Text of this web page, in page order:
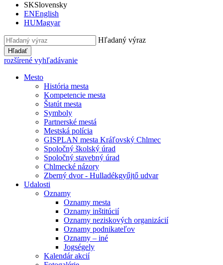
SKSlovensky
ENEnglish
HUMagyar
Hľadaný výraz
Hľadať
rozšírené vyhľadávanie
Mesto
História mesta
Kompetencie mesta
Štatút mesta
Symboly
Partnerské mestá
Mestská polícia
GISPLAN mesta Kráľovský Chlmec
Spoločný školský úrad
Spoločný stavebný úrad
Chlmecké názory
Zberný dvor - Hulladékgyűjtő udvar
Udalosti
Oznamy
Oznamy mesta
Oznamy inštitúcií
Oznamy neziskových organizácií
Oznamy podnikateľov
Oznamy – iné
Jogségely
Kalendár akcií